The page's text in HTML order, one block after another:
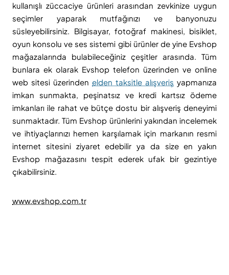
kullanışlı züccaciye ürünleri arasından zevkinize uygun
seçimler yaparak mutfağınızı ve banyonuzu
süsleyebilirsiniz. Bilgisayar, fotoğraf makinesi, bisiklet,
oyun konsolu ve ses sistemi gibi ürünler de yine Evshop
mağazalarında bulabileceğiniz çeşitler arasında. Tüm
bunlara ek olarak Evshop telefon üzerinden ve online
web sitesi üzerinden elden taksitle alışveriş yapmanıza
imkan sunmakta, peşinatsız ve kredi kartsız ödeme
imkanları ile rahat ve bütçe dostu bir alışveriş deneyimi
sunmaktadır. Tüm Evshop ürünlerini yakından incelemek
ve ihtiyaçlarınızı hemen karşılamak için markanın resmi
internet sitesini ziyaret edebilir ya da size en yakın
Evshop mağazasını tespit ederek ufak bir gezintiye
çıkabilirsiniz.
www.evshop.com.tr